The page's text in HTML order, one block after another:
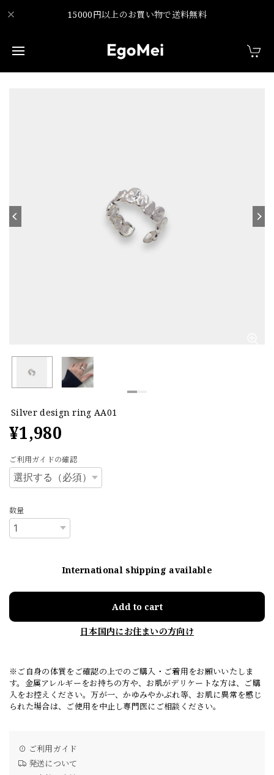
15000円以上のお買い物で送料無料
Silver design ring AA01
¥1,980
ご利用ガイドの確認
数量
International shipping available
Add to cart
日本国内にお住まいの方向け
※ご自身の体質をご確認の上でのご購入・ご着用をお願いいたしま
す。金属アレルギーをお持ちの方や、お肌がデリケートな方は、ご購
入をお控えください。万が一、かゆみやかぶれ等、お肌に異常を感じ
られた場合は、ご使用を中止し専門医にご相談ください。
ご利用ガイド
発送について